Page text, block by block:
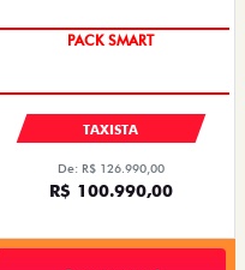
PACK SMART
TAXISTA
De: R$ 126.990,00
R$ 100.990,00